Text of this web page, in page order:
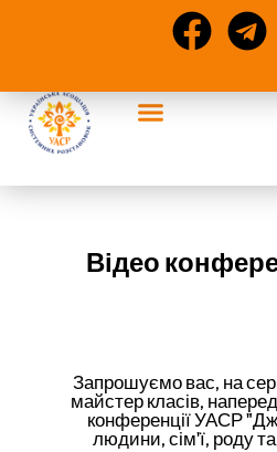
Відео
Запрошуємо вас, на
майстер класів,
конференції УАСР
людини, сім'ї, роду